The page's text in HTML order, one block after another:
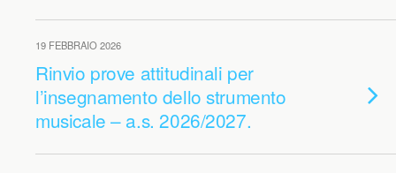
19 FEBBRAIO 2026
Rinvio prove attitudinali per
l’insegnamento dello strumento
musicale – a.s. 2026/2027.